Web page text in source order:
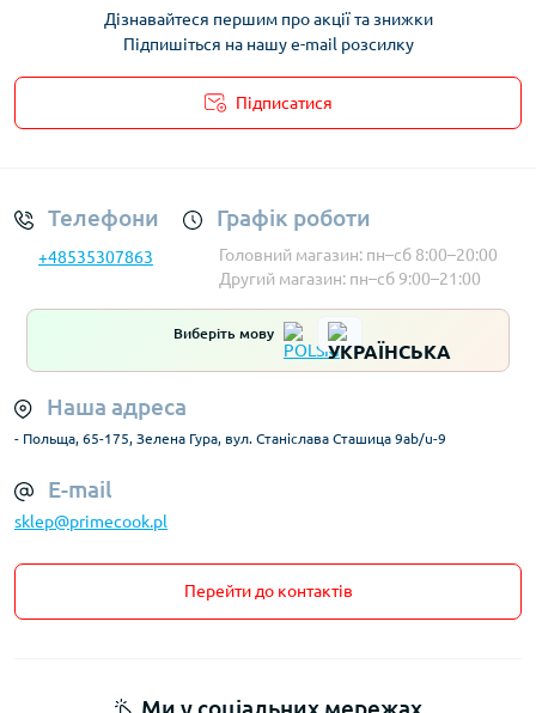
Дізнавайтеся першим про акції та знижки
Підпишіться на нашу e-mail розсилку
Підписатися
Телефони
+48535307863
Графік роботи
Головний магазин: пн–сб 8:00–20:00
Другий магазин: пн–сб 9:00–21:00
Виберіть мову
Наша адреса
- Польща, 65-175, Зелена Гура, вул. Станіслава Сташица 9ab/u-9
E-mail
sklep@primecook.pl
Перейти до контактів